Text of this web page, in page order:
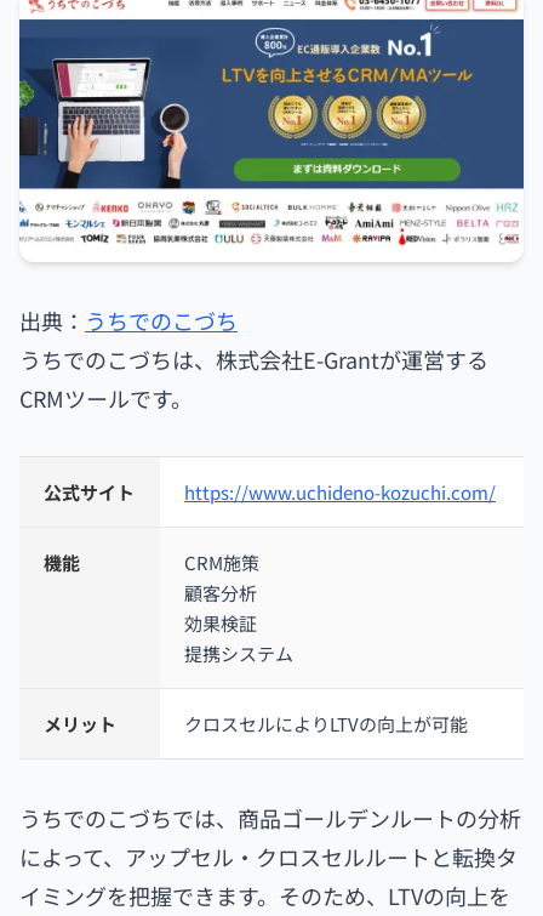
出典： うちでのこづち
うちでのこづちは、株式会社E-Grantが運営する
CRMツールです。
公式サイト https://www.uchideno-kozuchi.com/
機能
CRM施策
顧客分析
効果検証
提携システム
メリット クロスセルによりLTVの向上が可能
うちでのこづちでは、商品ゴールデンルートの分析
によって、アップセル・クロスセルルートと転換タ
イミングを把握できます。そのため、LTVの向上を